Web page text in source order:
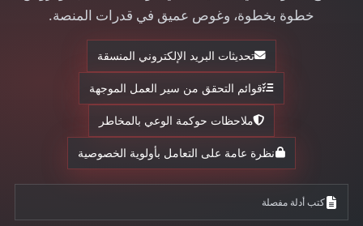
خطوة بخطوة، وغوص عميق في قدرات المنصة.
تحديثات البريد الإلكتروني المنسقة
قوائم التحقق من سير العمل الموجهة
ملاحظات حوكمة الوعي بالمخاطر
نظرة عامة على التعامل بأولوية الخصوصية
كتب أدلة مفصلة